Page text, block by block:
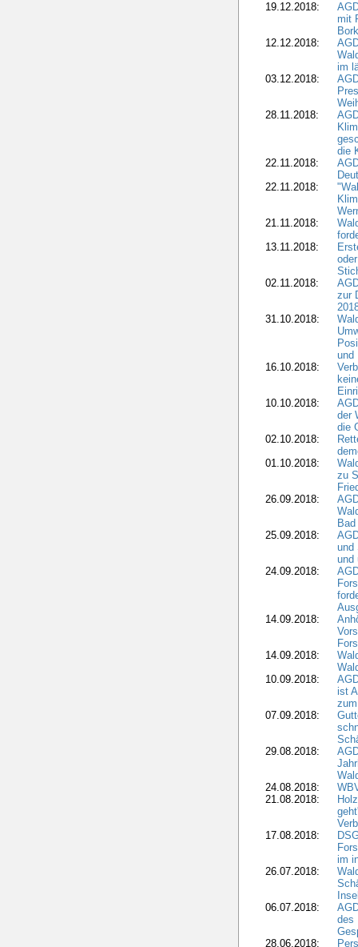
19.12.2018:
mit
12.12.2018:
im
03.12.2018:
28.11.2018:
die
22.11.2018:
22.11.2018:
21.11.2018:
13.11.2018:
02.11.2018:
zur
31.10.2018:
und
16.10.2018:
10.10.2018:
der
die
02.10.2018:
01.10.2018:
zu
26.09.2018:
25.09.2018:
und
und
24.09.2018:
14.09.2018:
14.09.2018:
10.09.2018:
ist
07.09.2018:
29.08.2018:
24.08.2018:
21.08.2018:
17.08.2018:
im
26.07.2018:
06.07.2018:
des
28.06.2018: